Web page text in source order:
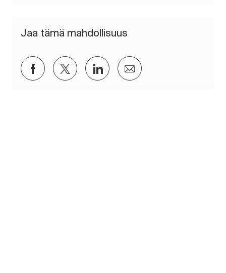
Jaa tämä mahdollisuus
Jaa Facebookin kautta
Jaa Twitterissä
Jaa LinkedInin kautta
Jaa sähköpostitse